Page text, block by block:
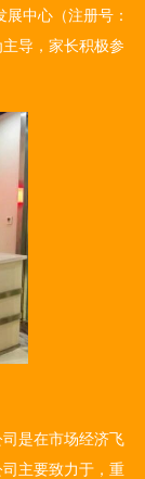
中心（注册号：
主导，家长积极参
是在市场经济飞
主要致力于，重